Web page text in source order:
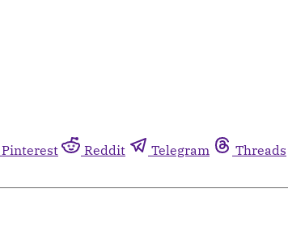
Pinterest Reddit Telegram Threads